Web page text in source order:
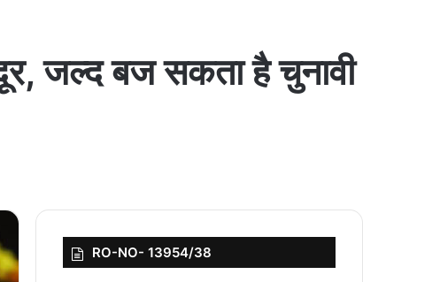
जल्द बज सकता है चुनावी
RO-NO- 13954/38